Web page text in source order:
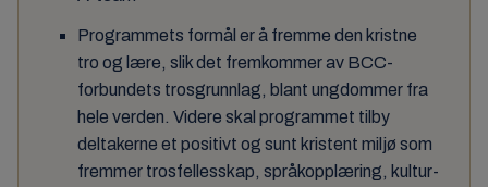
Programmets formål er å fremme den kristne
tro og lære, slik det fremkommer av BCC-
forbundets trosgrunnlag, blant ungdommer fra
hele verden. Videre skal programmet tilby
deltakerne et positivt og sunt kristent miljø som
fremmer trosfellesskap, språkopplæring, kultur-